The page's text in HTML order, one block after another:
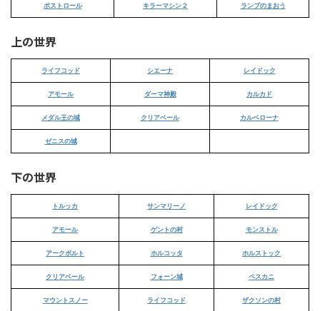
ボストロール キラーマシン２ ランプのまおう
上の世界
ライフコッド シエーナ レイドック
アモール ダーマ神殿 カルカド
メダル王の城 クリアベール カルベローナ
ゼニスの城
下の世界
トルッカ サンマリーノ レイドック
アモール ゲントの村 モンストル
アークボルト ホルコッタ ホルストック
クリアベール フォーン城 ペスカニ
マウントスノー ライフコッド ザクソンの村